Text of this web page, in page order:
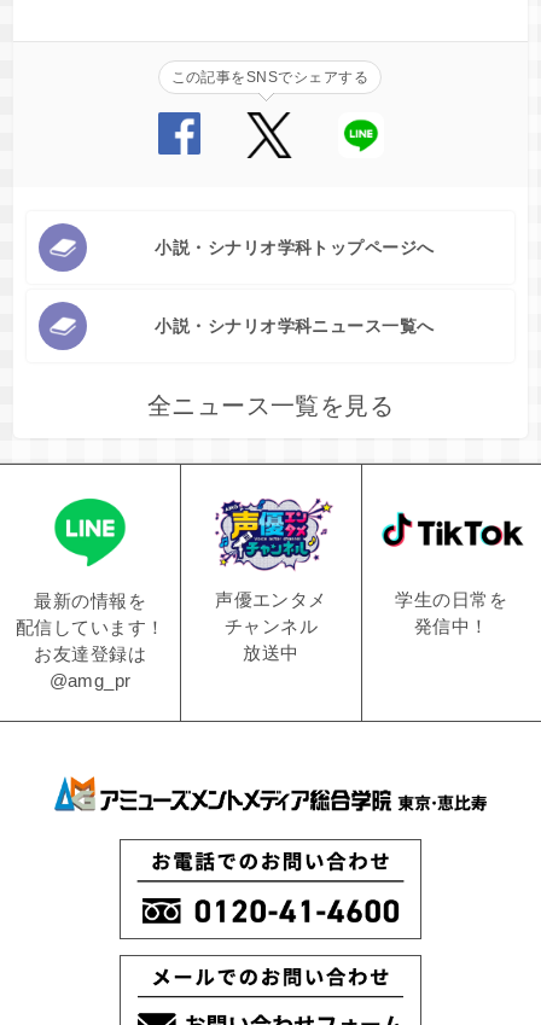
この記事をSNSでシェアする
小説・シナリオ学科トップページへ
小説・シナリオ学科ニュース一覧へ
全ニュース一覧を見る
最新の情報を
配信しています！
お友達登録は
@amg_pr
声優エンタメ
チャンネル
放送中
学生の日常を
発信中！